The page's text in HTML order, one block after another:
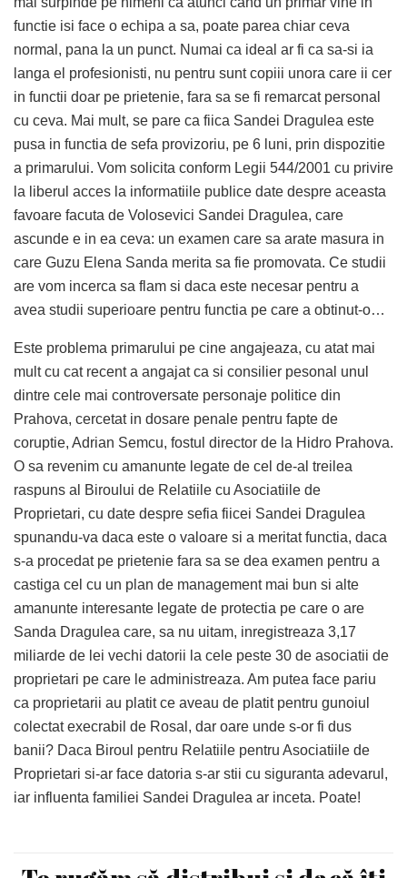
functie isi face o echipa a sa, poate parea chiar ceva
normal, pana la un punct. Numai ca ideal ar fi ca sa-si ia
langa el profesionisti, nu pentru sunt copiii unora care ii cer
in functii doar pe prietenie, fara sa se fi remarcat personal
cu ceva. Mai mult, se pare ca fiica Sandei Dragulea este
pusa in functia de sefa provizoriu, pe 6 luni, prin dispozitie
a primarului. Vom solicita conform Legii 544/2001 cu privire
la liberul acces la informatiile publice date despre aceasta
favoare facuta de Volosevici Sandei Dragulea, care
ascunde e in ea ceva: un examen care sa arate masura in
care Guzu Elena Sanda merita sa fie promovata. Ce studii
are vom incerca sa flam si daca este necesar pentru a
avea studii superioare pentru functia pe care a obtinut-o…
Este problema primarului pe cine angajeaza, cu atat mai
mult cu cat recent a angajat ca si consilier pesonal unul
dintre cele mai controversate personaje politice din
Prahova, cercetat in dosare penale pentru fapte de
coruptie, Adrian Semcu, fostul director de la Hidro Prahova.
O sa revenim cu amanunte legate de cel de-al treilea
raspuns al Biroului de Relatiile cu Asociatiile de
Proprietari, cu date despre sefia fiicei Sandei Dragulea
spunandu-va daca este o valoare si a meritat functia, daca
s-a procedat pe prietenie fara sa se dea examen pentru a
castiga cel cu un plan de management mai bun si alte
amanunte interesante legate de protectia pe care o are
Sanda Dragulea care, sa nu uitam, inregistreaza 3,17
miliarde de lei vechi datorii la cele peste 30 de asociatii de
proprietari pe care le administreaza. Am putea face pariu
ca proprietarii au platit ce aveau de platit pentru gunoiul
colectat execrabil de Rosal, dar oare unde s-or fi dus
banii? Daca Biroul pentru Relatiile pentru Asociatiile de
Proprietari si-ar face datoria s-ar stii cu siguranta adevarul,
iar influenta familiei Sandei Dragulea ar inceta. Poate!